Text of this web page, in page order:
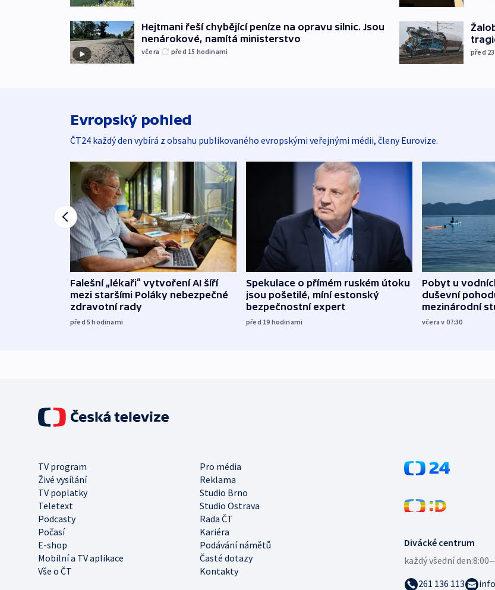
Hejtmani řeší chybějící peníze na opravu silnic. Jsou
nenárokové, namítá ministerstvo
včera před 15 hodinami před 23
Evropský pohled
ČT24 každý den vybírá z obsahu publikovaného evropskými veřejnými médii, členy Eurovize.
Falešní „lékaři“ vytvoření AI šíří
mezi staršími Poláky nebezpečné
zdravotní rady
před 5hodinami
Spekulace o přímém ruském útoku
jsou pošetilé, míní estonský
bezpečnostní expert
před 19 hodinami
Pobyt u
duševní
mezinárodní
včera v 07:30
TV program
Pro média
Živé vysílání
Reklama
TV poplatky
Studio Brno
Teletext
Studio Ostrava
Podcasty
Rada ČT
Počasí
Kariéra
E-shop
Podávání námětů
Mobilní a TV aplikace
Časté dotazy
Vše o ČT
Kontakty
Divácké centrum
každý všední den:
261 136 113